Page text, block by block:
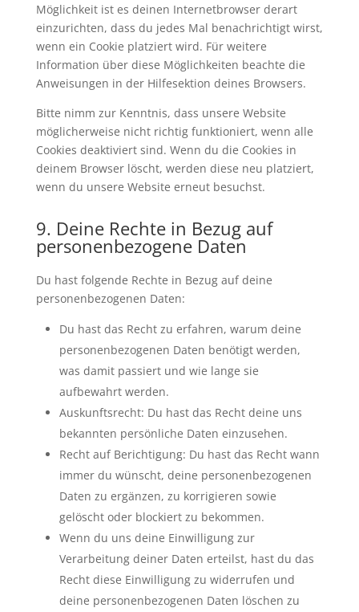
Möglichkeit ist es deinen Internetbrowser derart
einzurichten, dass du jedes Mal benachrichtigt wirst,
wenn ein Cookie platziert wird. Für weitere
Information über diese Möglichkeiten beachte die
Anweisungen in der Hilfesektion deines Browsers.
Bitte nimm zur Kenntnis, dass unsere Website
möglicherweise nicht richtig funktioniert, wenn alle
Cookies deaktiviert sind. Wenn du die Cookies in
deinem Browser löscht, werden diese neu platziert,
wenn du unsere Website erneut besuchst.
9. Deine Rechte in Bezug auf
personenbezogene Daten
Du hast folgende Rechte in Bezug auf deine
personenbezogenen Daten:
Du hast das Recht zu erfahren, warum deine
personenbezogenen Daten benötigt werden,
was damit passiert und wie lange sie
aufbewahrt werden.
Auskunftsrecht: Du hast das Recht deine uns
bekannten persönliche Daten einzusehen.
Recht auf Berichtigung: Du hast das Recht wann
immer du wünscht, deine personenbezogenen
Daten zu ergänzen, zu korrigieren sowie
gelöscht oder blockiert zu bekommen.
Wenn du uns deine Einwilligung zur
Verarbeitung deiner Daten erteilst, hast du das
Recht diese Einwilligung zu widerrufen und
deine personenbezogenen Daten löschen zu